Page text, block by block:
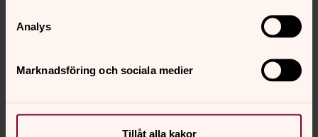
Analys
Marknadsföring och sociala medier
Tillåt alla kakor
Kontakt:
erika.malmberg@intechrity.se